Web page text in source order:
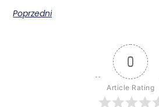
Poprzedni
0
Article Rating